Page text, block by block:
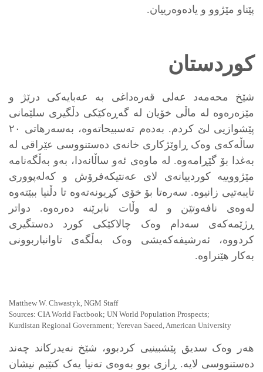
پێناو مێژوو و یادەوەرییان.
کوردستان
شێخ محەمەد عەلی قەرەداغی بە عەبایەکی درێژ و
مێزەرەوە لە ماڵی خۆیان لە گەڕەکێکی دڵگیری سلێمانی
پێشوازیی لێ کردم. بەدەم تەسبیحاتەوە، بەسەرهاتی ٢٠
ساڵەکەی وەک ڕاوێژکاری خانەی دەستنووسی عێراقی لە
بەغدا بۆ گێڕامەوە. لە ماوەی ئەو ساڵانەدا، بەو بەڵگەنامە
مێژووییە کوردییانەی لای عەنتیکەفرۆش و کەلەپووری
تایبەتیی زانیوە. سەرەتا بۆ خۆی کڕیونەتەوە تا دڵنیا ببێتەوە
لەوەی نافەوتێن و لە وڵات نابرێنە دەرەوە. دواتر
ڕژێمەکەی سەدام وەک چالاکێکی کورد دەستگیری
کردووە، ئەرشیفەکەیشی وەک بەڵگەی تاوانباربوونی
بەکار هێنراوە.
Matthew W. Chwastyk, NGM Staff
Sources: CIA World Factbook; UN World Population Prospects;
Kurdistan Regional Government; Yerevan Saeed, American University
هەر وەک سدیق پێشبینیی کردبوو، شێخ نەیدرکاند چەند
دەستنووسی لایە. ڕازی بوو بەوەی تەنیا یەک کتێبم نیشان